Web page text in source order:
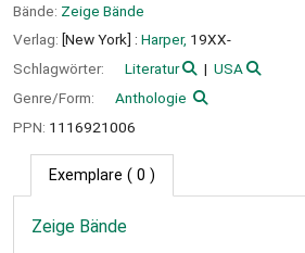
Bände: Zeige Bände
Verlag: [New York] : Harper, 19XX-
Schlagwörter:
Literatur
USA
Genre/Form:
Anthologie
PPN: 1116921006
Exemplare ( 0 )
Zeige Bände